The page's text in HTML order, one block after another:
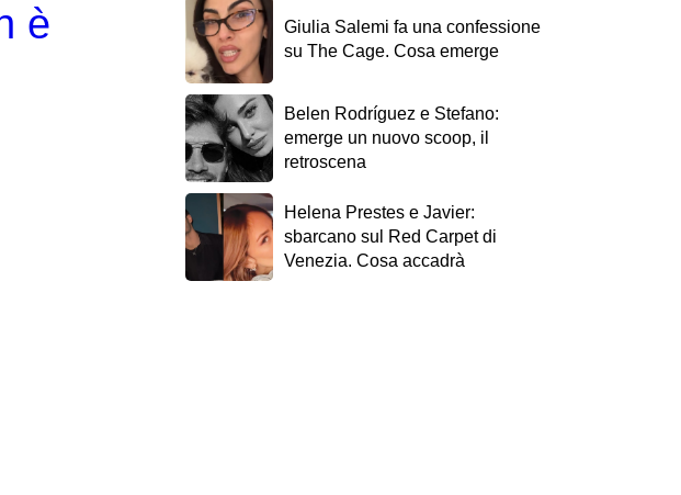
è
Giulia Salemi fa una confessione
su The Cage. Cosa emerge
Belen Rodríguez e Stefano:
emerge un nuovo scoop, il
retroscena
Helena Prestes e Javier:
sbarcano sul Red Carpet di
Venezia. Cosa accadrà